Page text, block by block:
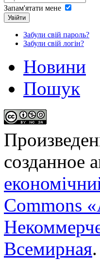
Запам'ятати мене
Увійти
Забули свій пароль?
Забули свій логін?
Новини
Пошук
созданное
Commons
Всемирная.